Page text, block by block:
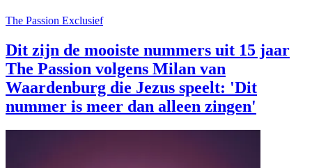
The Passion Exclusief
Dit zijn de mooiste nummers uit 15 jaar
The Passion volgens Milan van
Waardenburg die Jezus speelt: 'Dit
nummer is meer dan alleen zingen'